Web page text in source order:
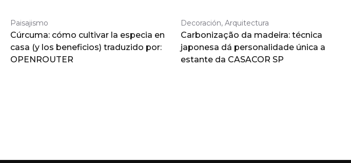
Paisajismo
Cúrcuma: cómo cultivar la especia en
casa (y los beneficios) traduzido por:
OPENROUTER
Decoración, Arquitectura
Carbonização da madeira: técnica
japonesa dá personalidade única a
estante da CASACOR SP